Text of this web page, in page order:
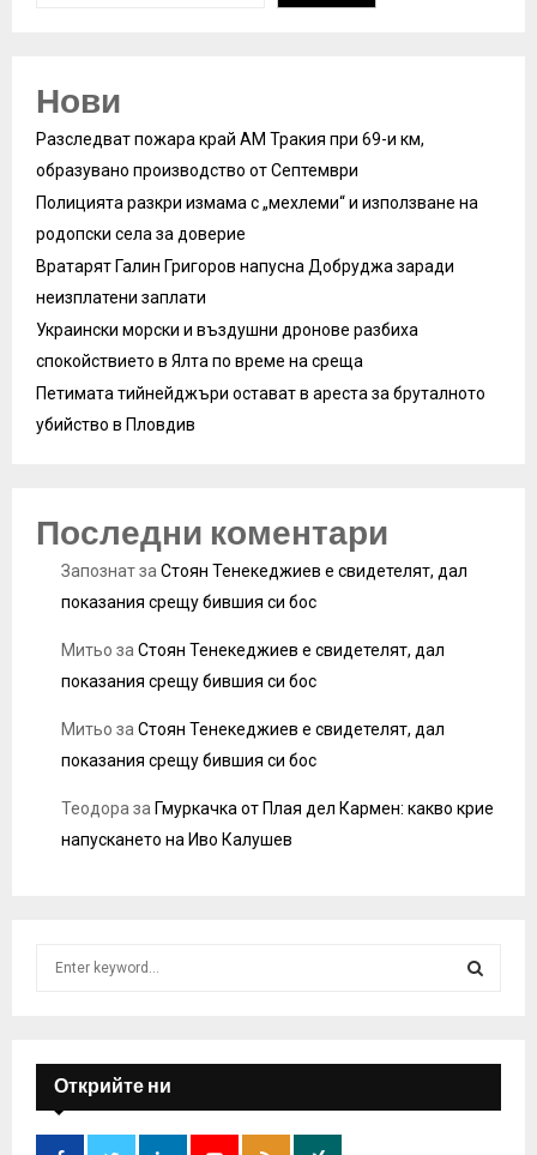
Нови
Разследват пожара край АМ Тракия при 69-и км,
образувано производство от Септември
Полицията разкри измама с „мехлеми“ и използване на
родопски села за доверие
Вратарят Галин Григоров напусна Добруджа заради
неизплатени заплати
Украински морски и въздушни дронове разбиха
спокойствието в Ялта по време на среща
Петимата тийнейджъри остават в ареста за бруталното
убийство в Пловдив
Последни коментари
Запознатза Стоян Тенекеджиев е свидетелят, дал
показания срещу бившия си бос
Митьо за Стоян Тенекеджиев е свидетелят, дал
показания срещу бившия си бос
Митьо за Стоян Тенекеджиев е свидетелят, дал
показания срещу бившия си бос
Теодора за Гмуркачка от Плая дел Кармен: какво крие
напускането на Иво Калушев
f
o
E
A
Открийте ни